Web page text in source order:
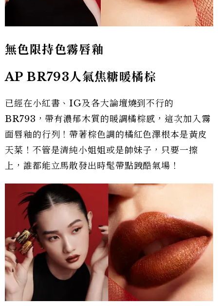
無色限持色霧唇釉
AP BR793人氣焦糖暖橘棕
已經在小紅書、IG及各大論壇燒到不行的
BR793，帶有濃郁木質的暖調橘棕感，這次加入霧
面唇釉的行列！帶著棕色調的橘紅色澤根本是黃皮
天菜！不管是清純小姐姐或是帥妹子，只要一擦
上，誰都能立馬散發出時髦帶點跩酷氣場！